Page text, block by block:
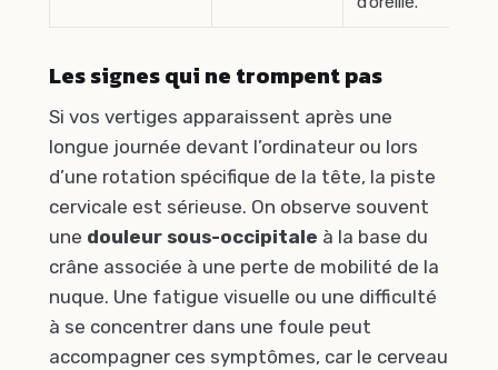
Les signes qui ne trompent pas
Si vos vertiges apparaissent après une
longue journée devant l’ordinateur ou lors
d’une rotation spécifique de la tête, la piste
cervicale est sérieuse. On observe souvent
une douleur sous-occipitale à la base du
crâne associée à une perte de mobilité de la
nuque. Une fatigue visuelle ou une difficulté
à se concentrer dans une foule peut
accompagner ces symptômes, car le cerveau